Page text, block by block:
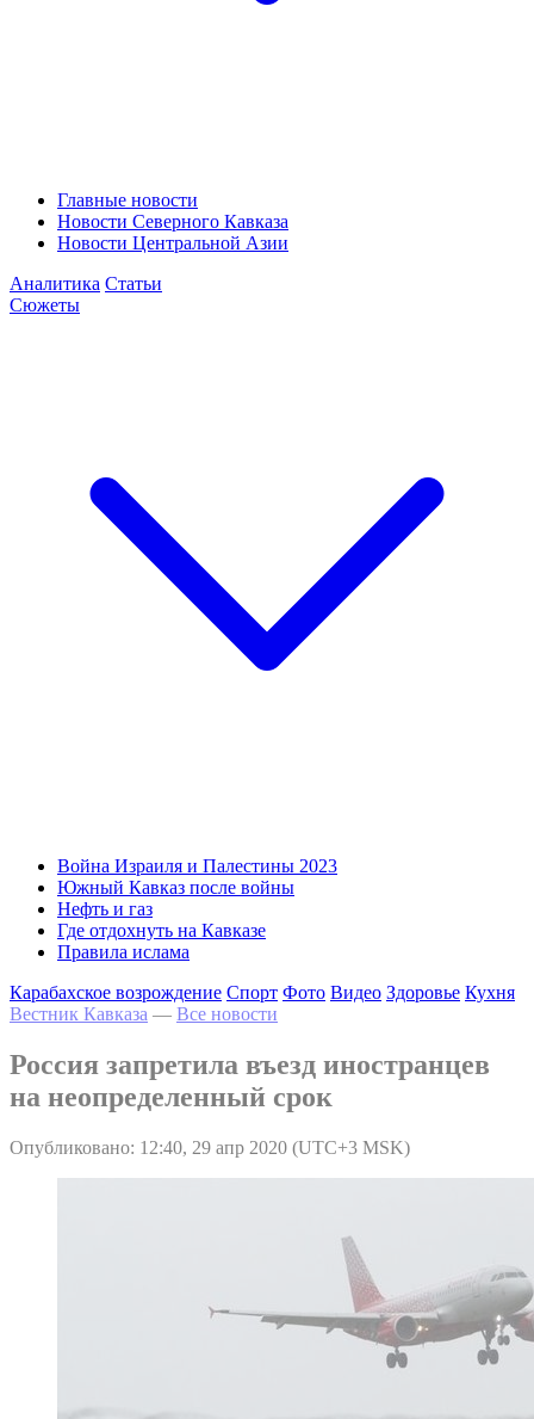
Главные новости
Новости Северного Кавказа
Новости Центральной Азии
Аналитика Статьи
Сюжеты
Война Израиля и Палестины 2023
Южный Кавказ после войны
Нефть и газ
Где отдохнуть на Кавказе
Правила ислама
Карабахское возрождение Спорт Фото Видео Здоровье Кухня
Вестник Кавказа — Все новости
Россия запретила въезд иностранцев
на неопределенный срок
Опубликовано: 12:40, 29 апр 2020 (UTC+3 MSK)